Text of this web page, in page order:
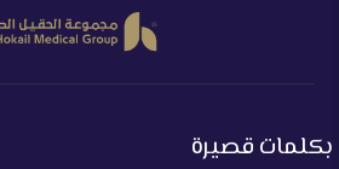
بكلمات قصيرة